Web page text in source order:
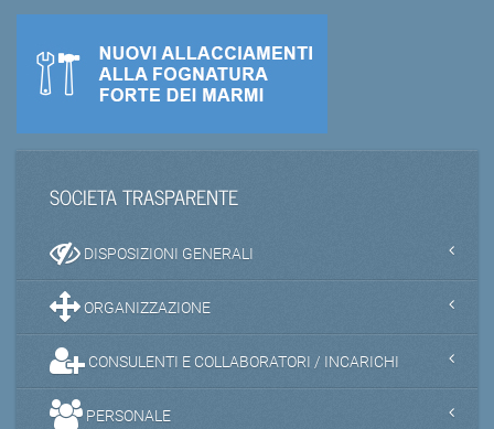
SOCIETA TRASPARENTE
DISPOSIZIONI GENERALI
ORGANIZZAZIONE
CONSULENTI E COLLABORATORI / INCARICHI
PERSONALE